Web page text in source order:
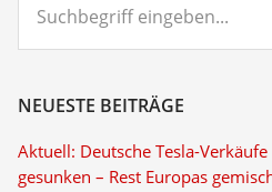
eingeben...
NEUESTE BEITRÄGE
Aktuell: Deutsche Tesla-
gesunken – Rest Europas